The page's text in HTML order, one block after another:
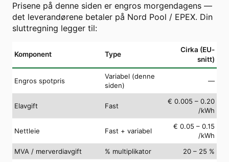
Prisene på denne siden er engros morgendagens —
det leverandørene betaler på Nord Pool / EPEX. Din
sluttregning legger til:
Komponent Type
Cirka (EU-
snitt)
Engros spotpris
Variabel (denne
siden)
—
Elavgift Fast
€ 0.005 – 0.20
/kWh
Nettleie Fast + variabel
€ 0.05 – 0.15
/kWh
MVA / merverdiavgift
% multiplikator
20 – 25 %